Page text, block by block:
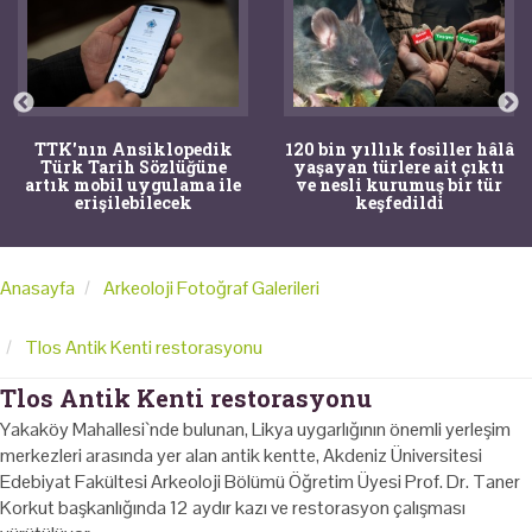
TTK'nın Ansiklopedik
Türk Tarih Sözlüğüne
artık mobil uygulama ile
erişilebilecek
120 bin yıllık fosiller hâlâ
yaşayan türlere ait çıktı
ve nesli kurumuş bir tür
keşfedildi
Anasayfa Arkeoloji Fotoğraf Galerileri
Tlos Antik Kenti restorasyonu
Tlos Antik Kenti restorasyonu
Yakaköy Mahallesi`nde bulunan, Likya uygarlığının önemli yerleşim
merkezleri arasında yer alan antik kentte, Akdeniz Üniversitesi
Edebiyat Fakültesi Arkeoloji Bölümü Öğretim Üyesi Prof. Dr. Taner
Korkut başkanlığında 12 aydır kazı ve restorasyon çalışması